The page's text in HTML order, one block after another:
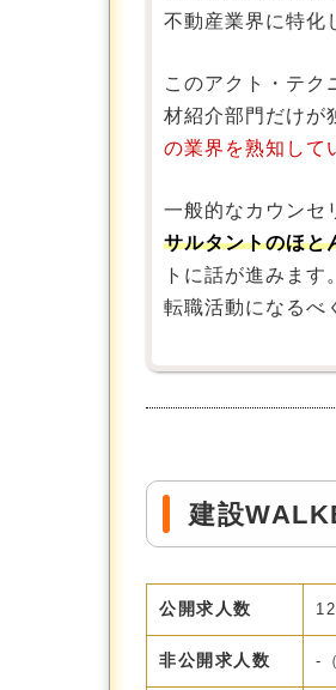
不動産業界に特化
このアクト・テク
材紹介部門だけが
の業界を熟知して
一般的なカウンセ
サルタントのほと
トに話が進みます。
転職活動になるべ
建設
公開求人数
非公開求人数 -